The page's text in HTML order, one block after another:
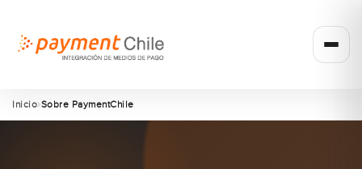
Inicio Sobre PaymentChile